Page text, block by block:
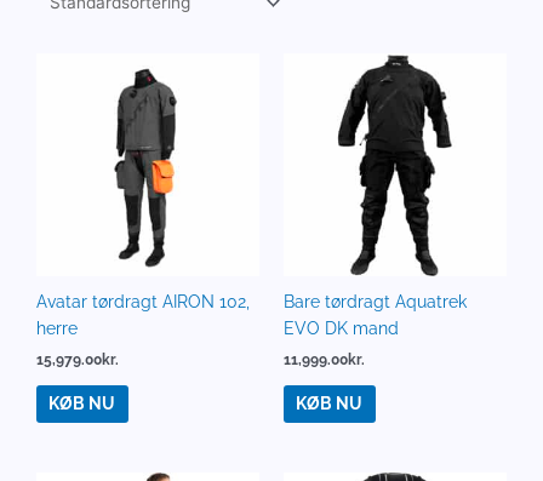
Avatar tørdragt AIRON 102,
herre
15,979.00kr.
KØB NU
Bare tørdragt Aquatrek
EVO DK mand
11,999.00kr.
KØB NU